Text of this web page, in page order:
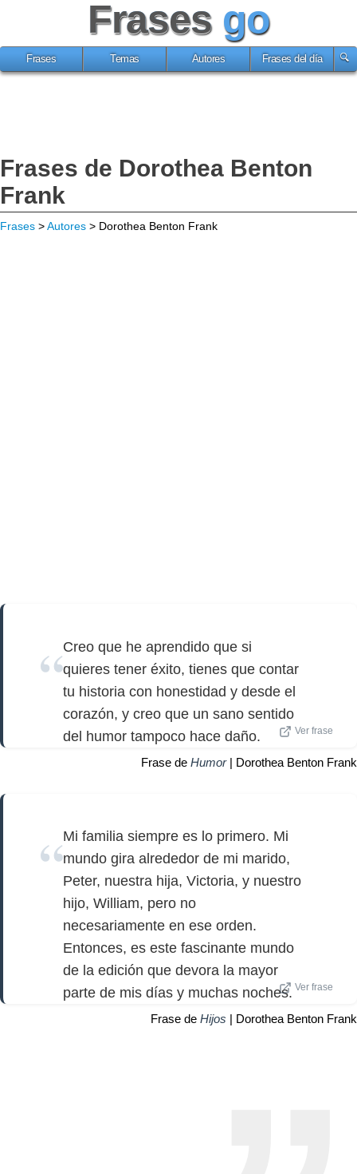
Frases go
Frases Temas Autores Frases del día
Frases de Dorothea Benton
Frank
Frases >Autores > Dorothea Benton Frank
Creo que he aprendido que si
quieres tener éxito, tienes que contar
tu historia con honestidad y desde el
corazón, y creo que un sano sentido
del humor tampoco hace daño.
Ver frase
Frase de Humor| Dorothea Benton Frank
Mi familia siempre es lo primero. Mi
mundo gira alrededor de mi marido,
Peter, nuestra hija, Victoria, y nuestro
hijo, William, pero no
necesariamente en ese orden.
Entonces, es este fascinante mundo
de la edición que devora la mayor
parte de mis días y muchas noches. Ver frase
Frase de Hijos | Dorothea Benton Frank